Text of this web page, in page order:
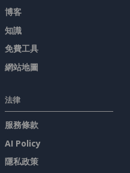
博客
知識
免費工具
網站地圖
法律
服務條款
AI Policy
隱私政策